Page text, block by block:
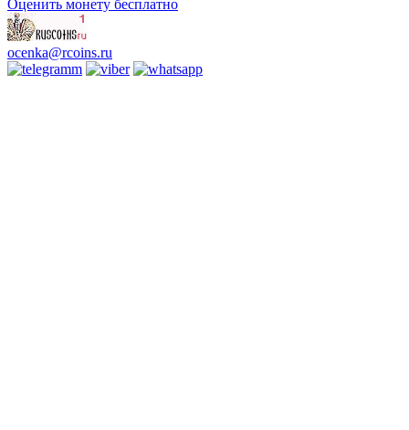
Оценить монету бесплатно
ocenka@rcoins.ru